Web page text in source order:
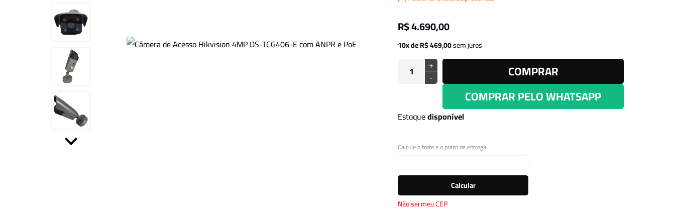
R$ 4.690,00
10x de R$ 469,00sem juros
+
-
COMPRAR
COMPRAR PELO WHATSAPP
Estoquedisponível
Calcule o frete e o prazo de entrega.
Calcular
Não sei meu CEP